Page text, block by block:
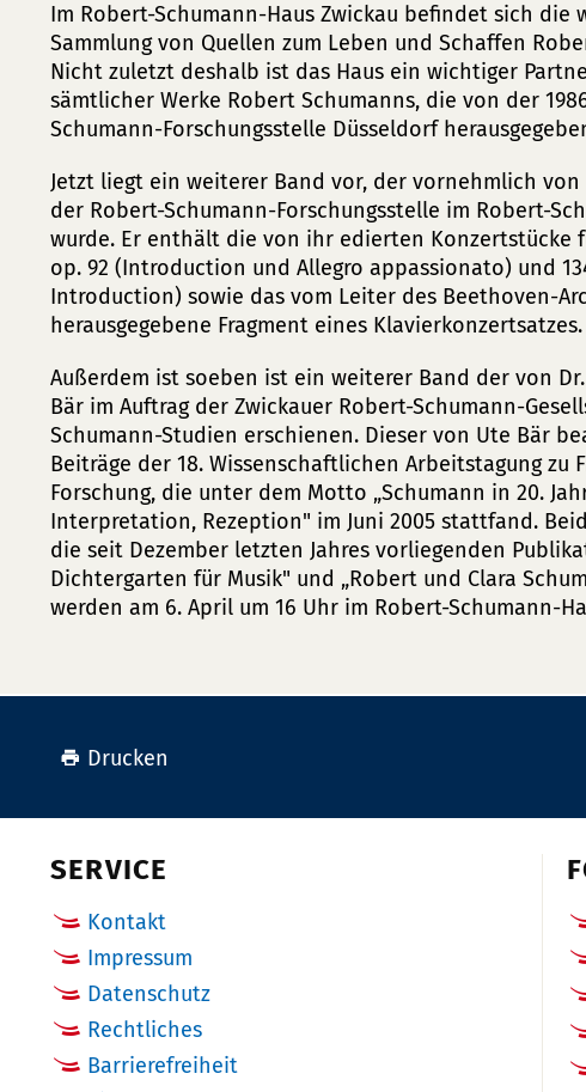
Im Robert-Schumann-Haus Zwickau befindet sich die
Sammlung von Quellen zum Leben und Schaffen
Nicht zuletzt deshalb ist das Haus ein wichtiger
sämtlicher Werke Robert Schumanns, die von der
Schumann-Forschungsstelle Düsseldorf
Jetzt liegt ein weiterer Band vor, der vornehmlich
der Robert-Schumann-Forschungsstelle im Robert-
wurde. Er enthält die von ihr edierten Konzertstücke
op. 92 (Introduction und Allegro appassionato) und
Introduction) sowie das vom Leiter des Beethoven-
herausgegebene Fragment eines Klavierkonzertsatzes.
Außerdem ist soeben ist ein weiterer Band der von
Bär im Auftrag der Zwickauer Robert-Schumann-
Schumann-Studien erschienen. Dieser von Ute Bär
Beiträge der 18. Wissenschaftlichen Arbeitstagung zu
Forschung, die unter dem Motto „Schumann in 20.
Interpretation, Rezeption" im Juni 2005 stattfand.
die seit Dezember letzten Jahres vorliegenden
Dichtergarten für Musik" und „Robert und Clara
werden am 6. April um 16 Uhr im Robert-Schumann-
Drucken
SERVICE
Kontakt
Impressum
Datenschutz
Rechtliches
Barrierefreiheit